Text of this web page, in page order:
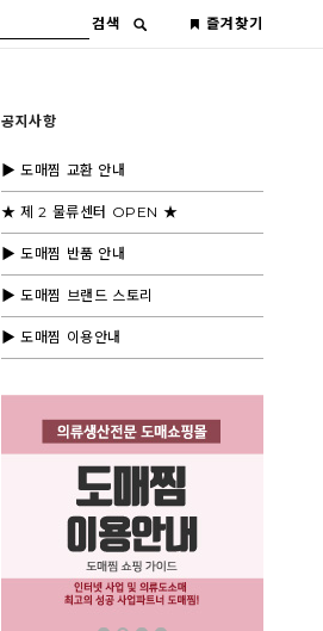
검색 즐겨찾기
공지사항
▶ 도매찜 교환 안내
★ 제 2 물류센터 OPEN ★
▶ 도매찜 반품 안내
▶ 도매찜 브랜드 스토리
▶ 도매찜 이용안내